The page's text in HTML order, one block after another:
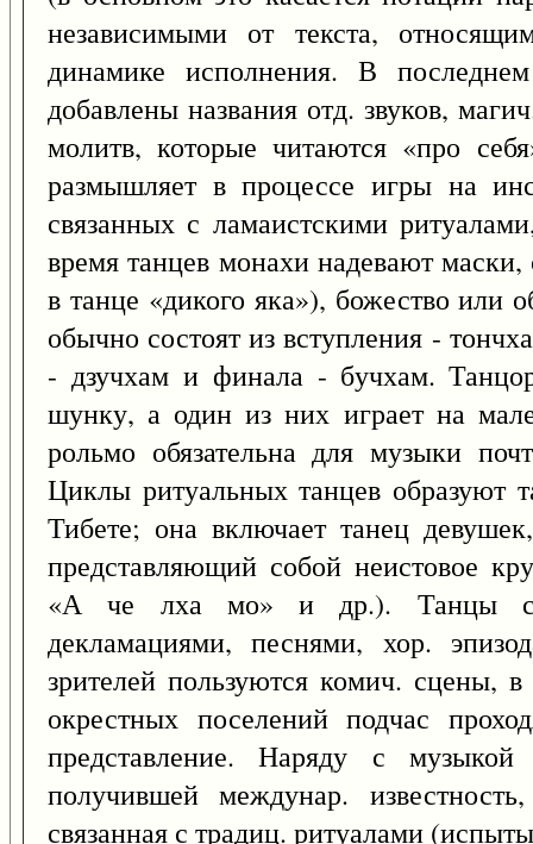
независимыми от текста,
динамике исполнения. В
добавлены названия отд. звуков,
молитв, которые читаются «про
размышляет в процессе игры на
связанных с ламаистскими
время танцев монахи надевают
в танце «дикого яка»), божество или
обычно состоят из вступления -
- дзучхам и финала - бучхам.
шунку, а один из них играет на
рольмо обязательна для музыки
Циклы ритуальных танцев образуют
Тибете; она включает танец
представляющий собой неистовое
«А че лха мо» и др.). Танцы
декламациями, песнями, хор.
зрителей пользуются комич. сцены,
окрестных поселений подчас
представление. Наряду с музыкой
получившей междунар.
связанная с традиц. ритуалами